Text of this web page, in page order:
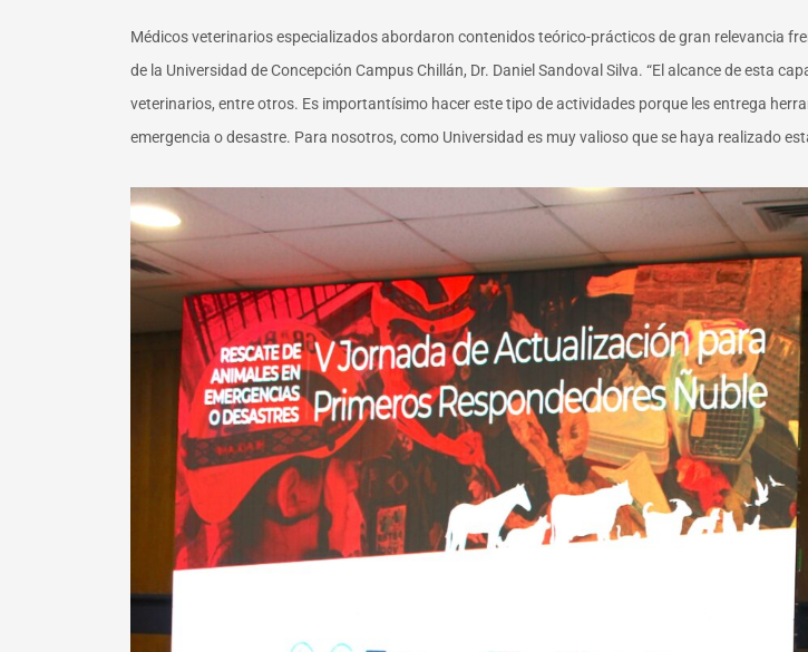
Médicos veterinarios especializados abordaron contenidos teórico-prácticos de gran relevancia
de la Universidad de Concepción Campus Chillán, Dr. Daniel Sandoval Silva. “El alcance de esta
veterinarios, entre otros. Es importantísimo hacer este tipo de actividades porque les entrega
emergencia o desastre. Para nosotros, como Universidad es muy valioso que se haya realizado